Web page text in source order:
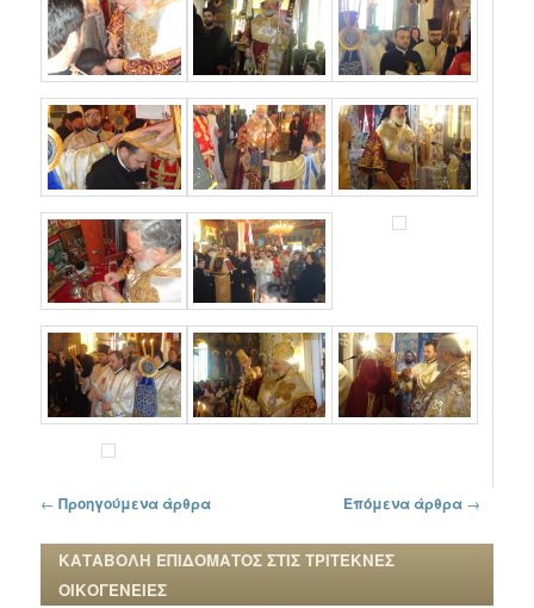
Πλοήγηση στα άρθρα
← Προηγούμενα άρθρα Επόμενα άρθρα →
ΚΑΤΑΒΟΛΗ ΕΠΙΔΟΜΑΤΟΣ ΣΤΙΣ ΤΡΙΤΕΚΝΕΣ
ΟΙΚΟΓΕΝΕΙΕΣ